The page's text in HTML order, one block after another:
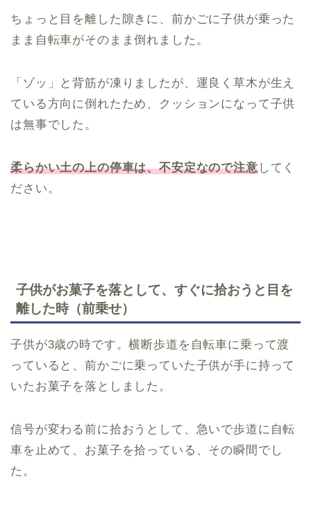
ちょっと目を離した隙きに、前かごに子供が乗った
まま自転車がそのまま倒れました。
「ゾッ」と背筋が凍りましたが、運良く草木が生え
ている方向に倒れたため、クッションになって子供
は無事でした。
柔らかい土の上の停車は、不安定なので注意してく
ださい。
子供がお菓子を落として、すぐに拾おうと目を
離した時（前乗せ）
子供が3歳の時です。横断歩道を自転車に乗って渡
っていると、前かごに乗っていた子供が手に持って
いたお菓子を落としました。
信号が変わる前に拾おうとして、急いで歩道に自転
車を止めて、お菓子を拾っている、その瞬間でし
た。